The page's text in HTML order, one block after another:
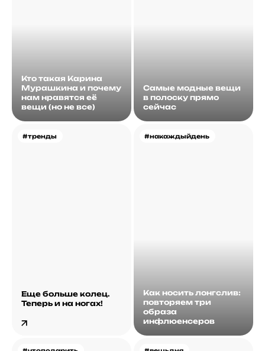
Кто такая Карина
Мурашкина и почему
нам нравятся её
вещи (но не все)
Самые модные вещи
в полоску прямо
сейчас
#тренды
Еще больше колец.
Теперь и на ногах!
#накаждыйдень
Как носить лонгслив:
повторяем три
образа
инфлюенсеров